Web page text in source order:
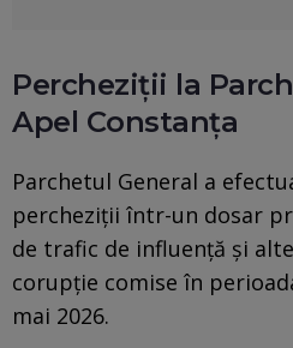
Percheziții la
Apel Constanța
Parchetul General a
percheziții într-un dosar
de trafic de influență și
corupție comise în
mai 2026.